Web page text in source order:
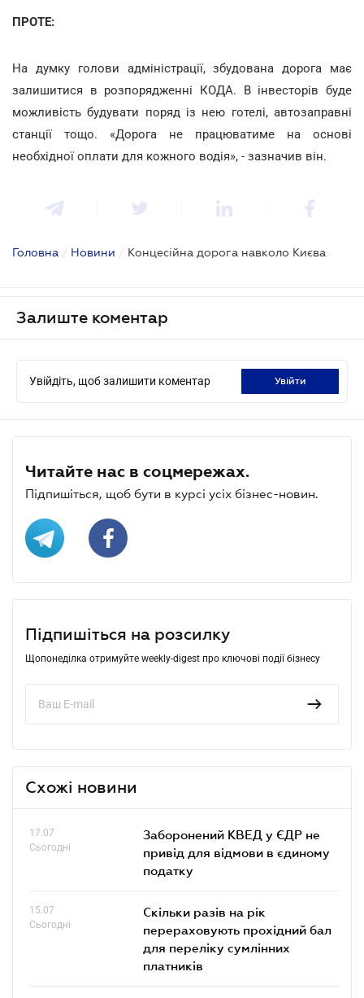
ПРОТЕ:
На думку голови адміністрації, збудована дорога має
залишитися в розпорядженні КОДА. В інвесторів буде
можливість будувати поряд із нею готелі, автозаправні
станції тощо. «Дорога не працюватиме на основі
необхідної оплати для кожного водія», - зазначив він.
Головна / Новини / Концесійна дорога навколо Києва
Залиште коментар
Увійдіть, щоб залишити коментар увійти
Читайте нас в соцмережах.
Підпишіться, щоб бути в курсі усіх бізнес-новин.
Підпишіться на розсилку
Щопонеділка отримуйте weekly-digest про ключові події бізнесу
Схожі новини
17.07
Сьогодні
Заборонений КВЕД у ЄДР не
привід для відмови в єдиному
податку
15.07
Сьогодні
Скільки разів на рік
перераховують прохідний бал
для переліку сумлінних
платників